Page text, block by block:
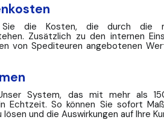
die Kosten, die durch die
Zusätzlich zu den internen
von Spediteuren angebotenen
System, das mit mehr als
So können Sie sofort
und die Auswirkungen auf Ihre